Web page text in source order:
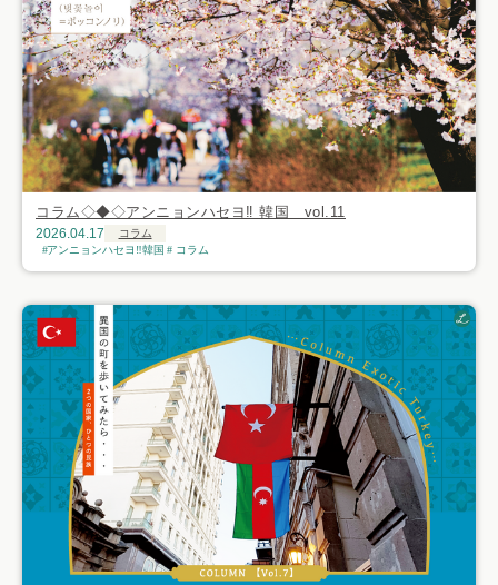
コラム◇◆◇アンニョンハセヨ‼ 韓国 vol.11
2026.04.17
コラム
アンニョンハセヨ‼韓国
コラム